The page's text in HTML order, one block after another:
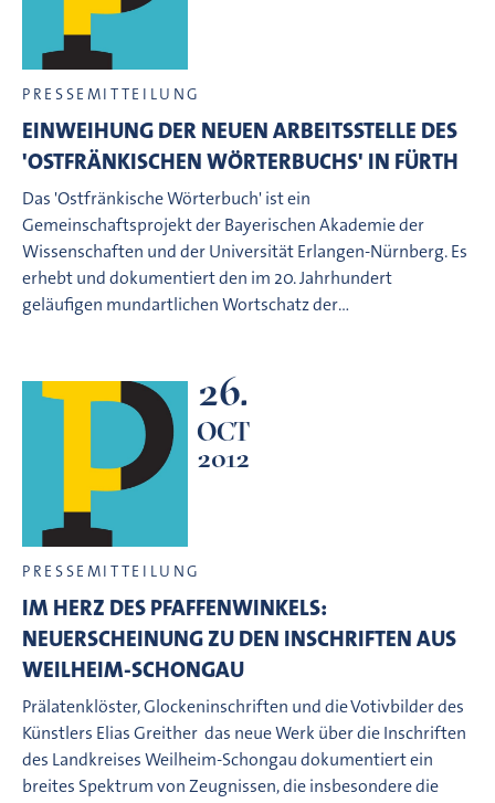
PRESSEMITTEILUNG
EINWEIHUNG DER NEUEN ARBEITSSTELLE DES
'OSTFRÄNKISCHEN WÖRTERBUCHS' IN FÜRTH
Das 'Ostfränkische Wörterbuch' ist ein
Gemeinschaftsprojekt der Bayerischen Akademie der
Wissenschaften und der Universität Erlangen-Nürnberg. Es
erhebt und dokumentiert den im 20. Jahrhundert
geläufigen mundartlichen Wortschatz der…
26.
OCT
2012
PRESSEMITTEILUNG
IM HERZ DES PFAFFENWINKELS:
NEUERSCHEINUNG ZU DEN INSCHRIFTEN AUS
WEILHEIM-SCHONGAU
Prälatenklöster, Glockeninschriften und die Votivbilder des
Künstlers Elias Greither  das neue Werk über die Inschriften
des Landkreises Weilheim-Schongau dokumentiert ein
breites Spektrum von Zeugnissen, die insbesondere die